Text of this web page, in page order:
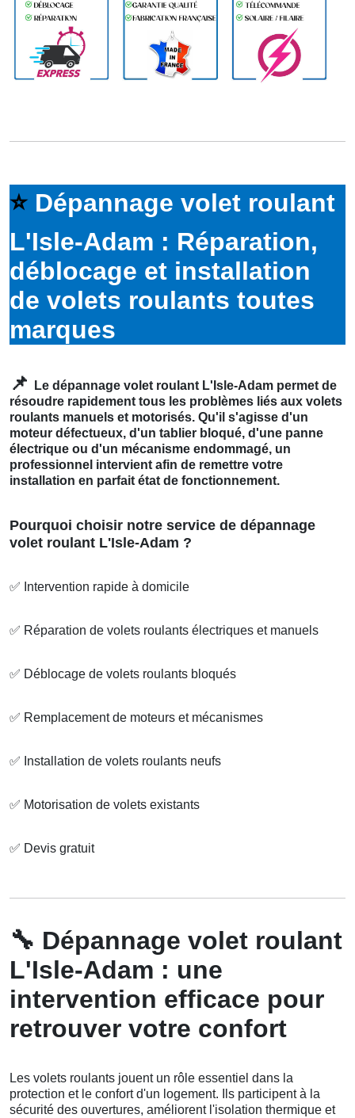
⭐ Dépannage volet roulant
L'Isle-Adam : Réparation,
déblocage et installation
de volets roulants toutes
marques
📌
Le dépannage volet roulant L'Isle-Adam permet de
résoudre rapidement tous les problèmes liés aux volets
roulants manuels et motorisés. Qu'il s'agisse d'un
moteur défectueux, d'un tablier bloqué, d'une panne
électrique ou d'un mécanisme endommagé, un
professionnel intervient afin de remettre votre
installation en parfait état de fonctionnement.
Pourquoi choisir notre service de dépannage
volet roulant L'Isle-Adam ?
✅ Intervention rapide à domicile
✅ Réparation de volets roulants électriques et manuels
✅ Déblocage de volets roulants bloqués
✅ Remplacement de moteurs et mécanismes
✅ Installation de volets roulants neufs
✅ Motorisation de volets existants
✅ Devis gratuit
🔧 Dépannage volet roulant
L'Isle-Adam : une
intervention efficace pour
retrouver votre confort
Les volets roulants jouent un rôle essentiel dans la
protection et le confort d'un logement. Ils participent à la
sécurité des ouvertures, améliorent l'isolation thermique et